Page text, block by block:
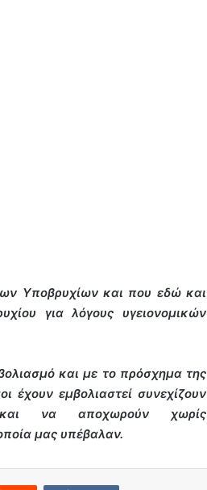
Υποβρυχίων και που εδώ και
για λόγους υγειονομικών
και με το πρόσχημα της
εμβολιαστεί συνεχίζουν
να αποχωρούν χωρίς
μας υπέβαλαν.